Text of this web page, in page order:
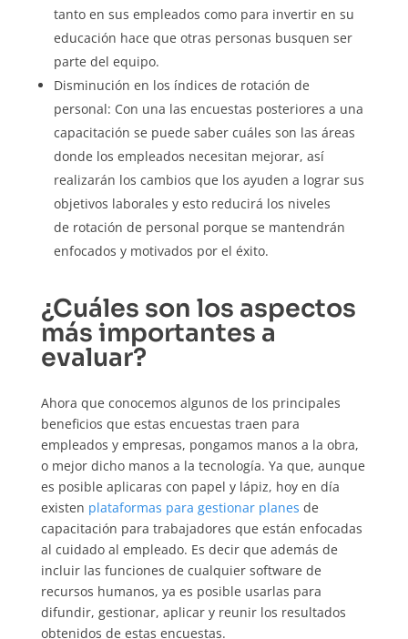
tanto en sus empleados como para invertir en su
educación hace que otras personas busquen ser
parte del equipo.
Disminución en los índices de rotación de
personal: Con una las encuestas posteriores a una
capacitación se puede saber cuáles son las áreas
donde los empleados necesitan mejorar, así
realizarán los cambios que los ayuden a lograr sus
objetivos laborales y esto reducirá los niveles
de rotación de personal porque se mantendrán
enfocados y motivados por el éxito.
¿Cuáles son los aspectos
más importantes a
evaluar?
Ahora que conocemos algunos de los principales
beneficios que estas encuestas traen para
empleados y empresas, pongamos manos a la obra,
o mejor dicho manos a la tecnología. Ya que, aunque
es posible aplicaras con papel y lápiz, hoy en día
existen plataformas para gestionar planes de
capacitación para trabajadores que están enfocadas
al cuidado al empleado. Es decir que además de
incluir las funciones de cualquier software de
recursos humanos, ya es posible usarlas para
difundir, gestionar, aplicar y reunir los resultados
obtenidos de estas encuestas.